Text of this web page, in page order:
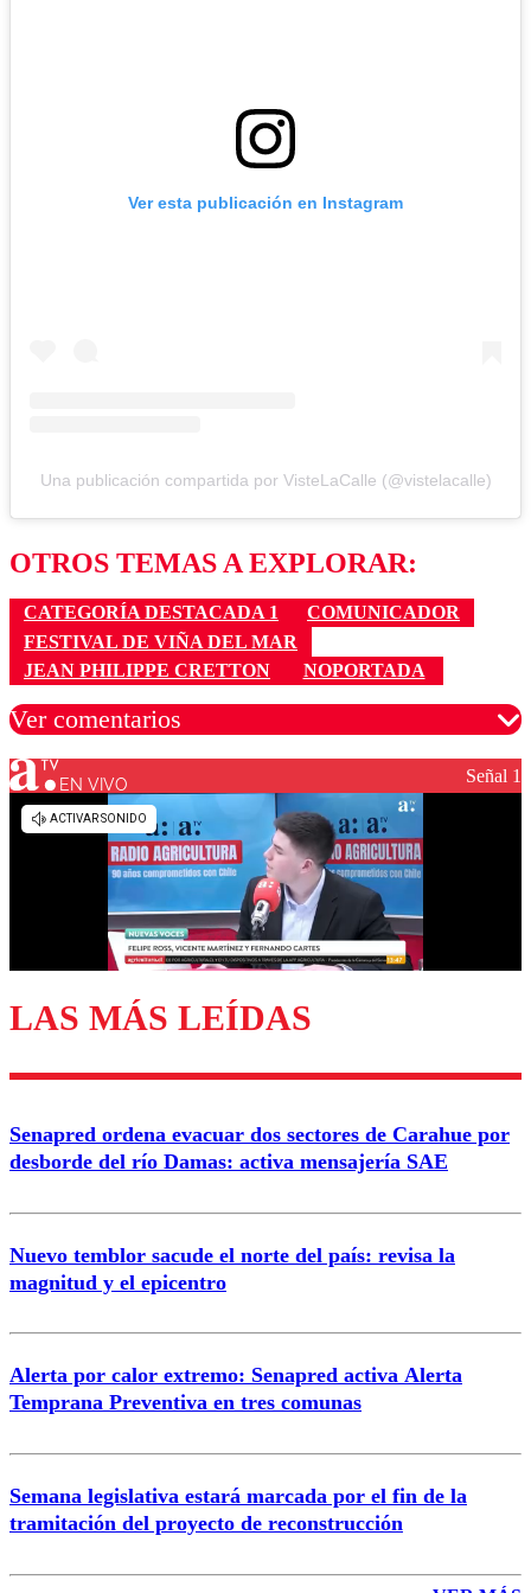
Ver esta publicación en Instagram
Una publicación compartida por VisteLaCalle (@vistelacalle)
OTROS TEMAS A EXPLORAR:
CATEGORÍA DESTACADA 1
COMUNICADOR
FESTIVAL DE VIÑA DEL MAR
JEAN PHILIPPE CRETTON
NOPORTADA
Ver comentarios
Los comentarios son moderados para garantizar un
diálogo respetuoso.
Enviar comentario
EN VIVO Señal 1
LAS MÁS LEÍDAS
Senapred ordena evacuar dos sectores de Carahue por
desborde del río Damas: activa mensajería SAE
Nuevo temblor sacude el norte del país: revisa la
magnitud y el epicentro
Alerta por calor extremo: Senapred activa Alerta
Temprana Preventiva en tres comunas
Semana legislativa estará marcada por el fin de la
tramitación del proyecto de reconstrucción